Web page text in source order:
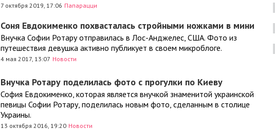
7 октября 2019, 17:06 Папарацци
Соня Евдокименко похвасталась стройными ножками в мини
Внучка Софии Ротару отправилась в Лос-Анджелес, США. Фото из
путешествия девушка активно публикует в своем микроблоге.
4 мая 2017, 13:07 Новости
Внучка Ротару поделилась фото с прогулки по Киеву
София Евдокименко, которая является внучкой знаменитой украинской
певицы Софии Ротару, поделилась новым фото, сделанным в столице
Украины.
13 октября 2016, 19:20 Новости